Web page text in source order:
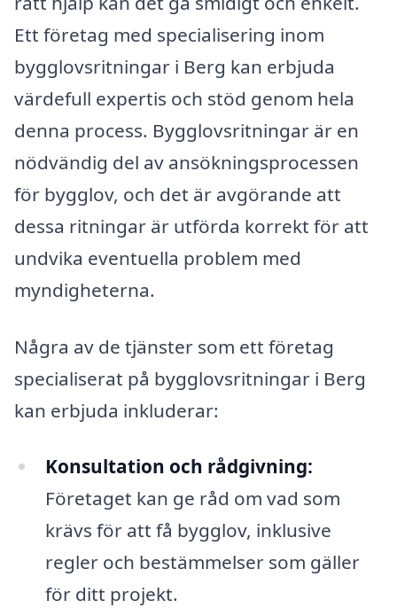
Ett företag med specialisering inom
bygglovsritningar i Berg kan erbjuda
värdefull expertis och stöd genom hela
denna process. Bygglovsritningar är en
nödvändig del av ansökningsprocessen
för bygglov, och det är avgörande att
dessa ritningar är utförda korrekt för att
undvika eventuella problem med
myndigheterna.
Några av de tjänster som ett företag
specialiserat på bygglovsritningar i Berg
kan erbjuda inkluderar:
Konsultation och rådgivning:
Företaget kan ge råd om vad som
krävs för att få bygglov, inklusive
regler och bestämmelser som gäller
för ditt projekt.